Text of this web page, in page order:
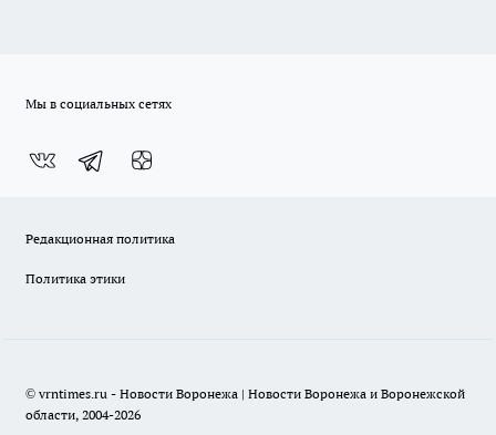
Мы в социальных сетях
Редакционная политика
Политика этики
© vrntimes.ru - Новости Воронежа | Новости Воронежа и Воронежской
области, 2004-2026